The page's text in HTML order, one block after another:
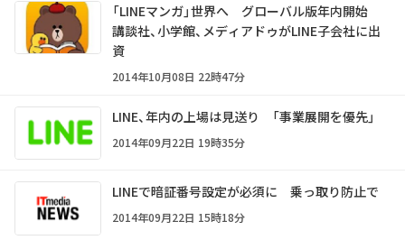
「LINEマンガ」世界へ グローバル版年内開始
講談社、小学館、メディアドゥがLINE子会社に出
資
2014年10月08日 22時47分
LINE、年内の上場は見送り 「事業展開を優先」
2014年09月22日 19時35分
LINEで暗証番号設定が必須に 乗っ取り防止で
2014年09月22日 15時18分